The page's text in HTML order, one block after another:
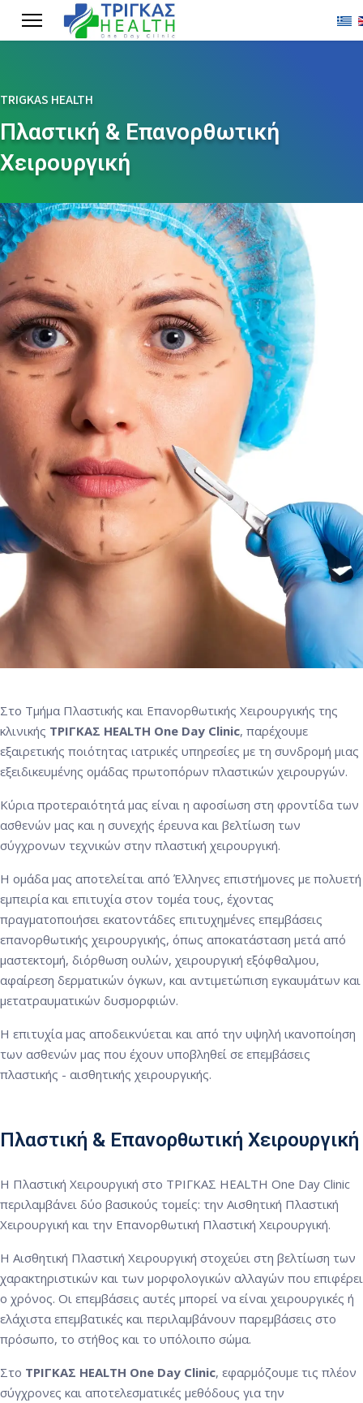
TRIGKAS HEALTH
Πλαστική & Επανορθωτική
Χειρουργική
Στο Τμήμα Πλαστικής και Επανορθωτικής Χειρουργικής της
κλινικής ΤΡΙΓΚΑΣ HEALTH One Day Clinic, παρέχουμε
εξαιρετικής ποιότητας ιατρικές υπηρεσίες με τη συνδρομή μιας
εξειδικευμένης ομάδας πρωτοπόρων πλαστικών χειρουργών.
Κύρια προτεραιότητά μας είναι η αφοσίωση στη φροντίδα των
ασθενών μας και η συνεχής έρευνα και βελτίωση των
σύγχρονων τεχνικών στην πλαστική χειρουργική.
Η ομάδα μας αποτελείται από Έλληνες επιστήμονες με πολυετή
εμπειρία και επιτυχία στον τομέα τους, έχοντας
πραγματοποιήσει εκατοντάδες επιτυχημένες επεμβάσεις
επανορθωτικής χειρουργικής, όπως αποκατάσταση μετά από
μαστεκτομή, διόρθωση ουλών, χειρουργική εξόφθαλμου,
αφαίρεση δερματικών όγκων, και αντιμετώπιση εγκαυμάτων και
μετατραυματικών δυσμορφιών.
Η επιτυχία μας αποδεικνύεται και από την υψηλή ικανοποίηση
των ασθενών μας που έχουν υποβληθεί σε επεμβάσεις
πλαστικής - αισθητικής χειρουργικής.
Πλαστική & Επανορθωτική Χειρουργική
Η Πλαστική Χειρουργική στο ΤΡΙΓΚΑΣ HEALTH One Day Clinic
περιλαμβάνει δύο βασικούς τομείς: την Αισθητική Πλαστική
Χειρουργική και την Επανορθωτική Πλαστική Χειρουργική.
Η Αισθητική Πλαστική Χειρουργική στοχεύει στη βελτίωση των
χαρακτηριστικών και των μορφολογικών αλλαγών που επιφέρει
ο χρόνος. Οι επεμβάσεις αυτές μπορεί να είναι χειρουργικές ή
ελάχιστα επεμβατικές και περιλαμβάνουν παρεμβάσεις στο
πρόσωπο, το στήθος και το υπόλοιπο σώμα.
Στο ΤΡΙΓΚΑΣ HEALTH One Day Clinic, εφαρμόζουμε τις πλέον
σύγχρονες και αποτελεσματικές μεθόδους για την